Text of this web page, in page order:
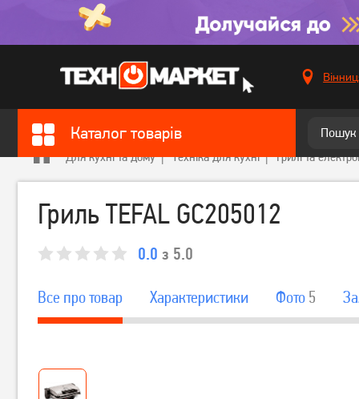
Каталог товарів
Для кухні та дому Техніка для кухні Грилі та
Гриль TEFAL GC205012
0.0 з 5.0
Все про товар Характеристики Фото 5